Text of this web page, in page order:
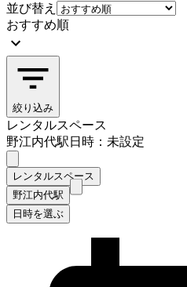
並び替え
おすすめ順
絞り込み
レンタルスペース
野江内代駅日時：未設定
レンタルスペース
野江内代駅
日時を選ぶ